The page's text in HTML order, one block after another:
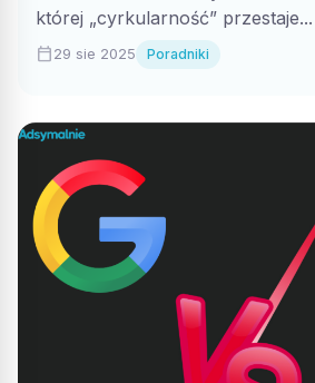
której „cyrkularność” przestaje...
calendar_today29 sie 2025 Poradniki